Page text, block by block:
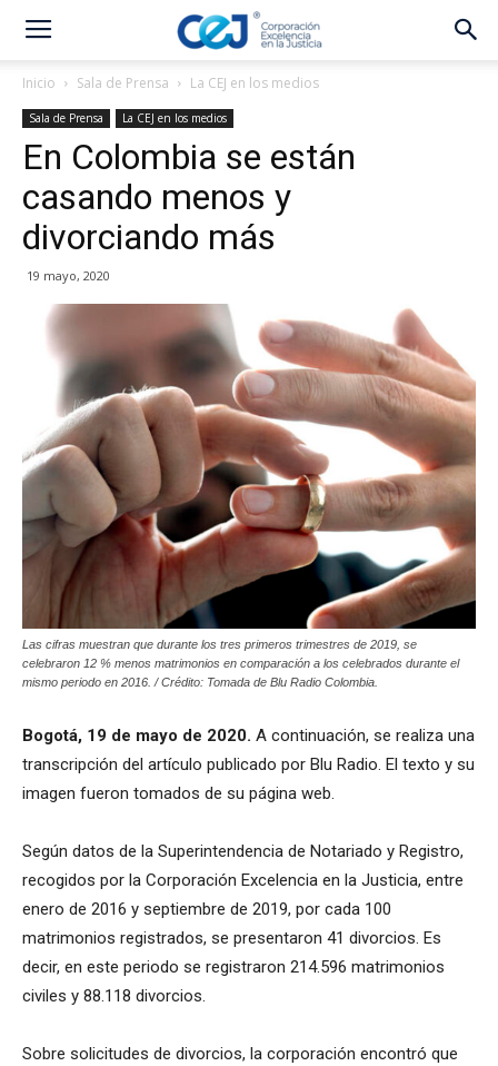
Inicio Sala de Prensa La CEJ en los medios
Sala de Prensa La CEJ en los medios
En Colombia se están
casando menos y
divorciando más
19 mayo, 2020
Las cifras muestran que durante los tres primeros trimestres de 2019, se
celebraron 12 % menos matrimonios en comparación a los celebrados durante el
mismo periodo en 2016. / Crédito: Tomada de Blu Radio Colombia.
Bogotá, 19 de mayo de 2020. A continuación, se realiza una
transcripción del artículo publicado por Blu Radio. El texto y su
imagen fueron tomados de su página web.
Según datos de la Superintendencia de Notariado y Registro,
recogidos por la Corporación Excelencia en la Justicia, entre
enero de 2016 y septiembre de 2019, por cada 100
matrimonios registrados, se presentaron 41 divorcios. Es
decir, en este periodo se registraron 214.596 matrimonios
civiles y 88.118 divorcios.
Sobre solicitudes de divorcios, la corporación encontró que